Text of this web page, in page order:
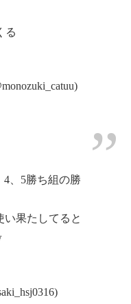
る
4、5勝ち組の勝
い果たしてると